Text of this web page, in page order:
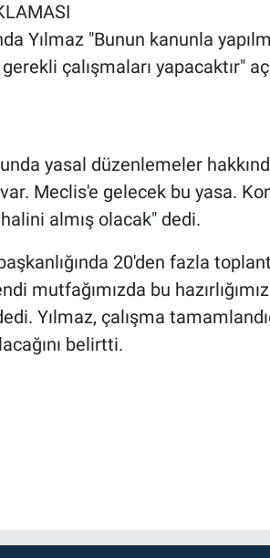
Yılmaz "Bunun kanunla
çalışmaları yapacaktır"
yasal düzenlemeler
Meclis'e gelecek bu yasa.
almış olacak" dedi.
20'den fazla
mutfağımızda bu
Yılmaz, çalışma
belirtti.